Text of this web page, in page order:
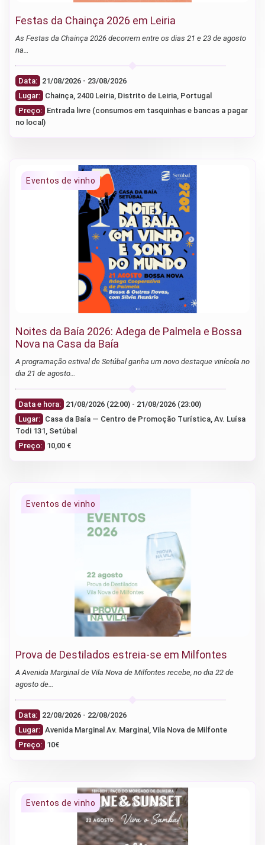
Festas da Chainça 2026 em Leiria
As Festas da Chainça 2026 decorrem entre os dias 21 e 23 de agosto
na…
Data:
21/08/2026 - 23/08/2026
Lugar: Chainça, 2400 Leiria, Distrito de Leiria, Portugal
Preço: Entrada livre (consumos em tasquinhas e bancas a pagar
no local)
Noites da Baía 2026: Adega de Palmela e Bossa
Nova na Casa da Baía
A programação estival de Setúbal ganha um novo destaque vinícola no
dia 21 de agosto…
Data e hora:
21/08/2026 (22:00) - 21/08/2026 (23:00)
Lugar: Casa da Baía — Centro de Promoção Turística, Av. Luísa
Todi 131, Setúbal
Preço: 10,00 €
Prova de Destilados estreia-se em Milfontes
A Avenida Marginal de Vila Nova de Milfontes recebe, no dia 22 de
agosto de…
Data:
22/08/2026 - 22/08/2026
Lugar: Avenida Marginal Av. Marginal, Vila Nova de Milfonte
Preço: 10€